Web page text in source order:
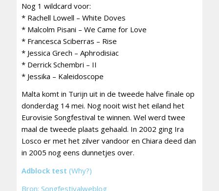
Nog 1 wildcard voor:
* Rachell Lowell – White Doves
* Malcolm Pisani – We Came for Love
* Francesca Sciberras – Rise
* Jessica Grech – Aphrodisiac
* Derrick Schembri – II
* Jessika – Kaleidoscope
Malta komt in Turijn uit in de tweede halve finale op
donderdag 14 mei. Nog nooit wist het eiland het
Eurovisie Songfestival te winnen. Wel werd twee
maal de tweede plaats gehaald. In 2002 ging Ira
Losco er met het zilver vandoor en Chiara deed dan
in 2005 nog eens dunnetjes over.
Adblock test (Why?)
Bron: Songfestivalweblog